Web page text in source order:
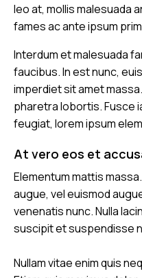
leo at, mollis malesuada
fames ac ante ipsum
Interdum et malesuada
faucibus. In est nunc,
imperdiet sit amet
pharetra lobortis. Fusce
feugiat, lorem ipsum
At vero eos et
Elementum mattis
augue, vel euismod
venenatis nunc. Nulla
suscipit et suspendisse
Nullam vitae enim quis